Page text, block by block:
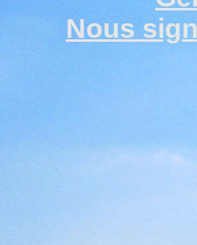
Nous